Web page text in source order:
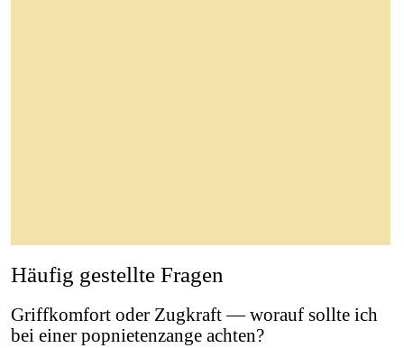
Häufig gestellte Fragen
Griffkomfort oder Zugkraft — worauf sollte ich
bei einer popnietenzange achten?